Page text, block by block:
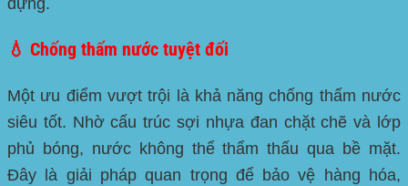
💧 Chống thấm nước tuyệt đối
Một ưu điểm vượt trội là khả năng chống thấm nước
siêu tốt. Nhờ cấu trúc sợi nhựa đan chặt chẽ và lớp
phủ bóng, nước không thể thẩm thấu qua bề mặt.
Đây là giải pháp quan trọng để bảo vệ hàng hóa,